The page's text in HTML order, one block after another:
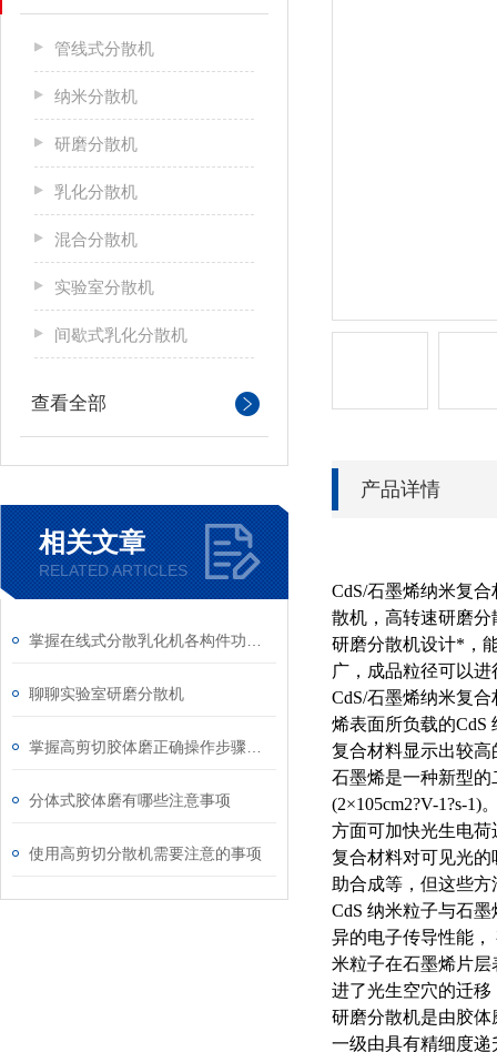
管线式分散机
纳米分散机
研磨分散机
乳化分散机
混合分散机
实验室分散机
间歇式乳化分散机
查看全部
相关文章
RELATED ARTICLES
聊聊实验室研磨分散机
分体式胶体磨有哪些注意事项
使用高剪切分散机需要注意的事项
产品详情
CdS/石墨烯纳米复
散机，高转速研磨
研磨分散机设计*，
广，成品粒径可以进
CdS/石墨烯纳米复
烯表面所负载的CdS
复合材料显示出较高
石墨烯是一种新型的
(2×105cm2?V-1?s-
方面可加快光生电
复合材料对可见光
助合成等，但这些
CdS 纳米粒子与石
异的电子传导性能
米粒子在石墨烯片
进了光生空穴的迁移
研磨分散机是由胶
一级由具有精细度